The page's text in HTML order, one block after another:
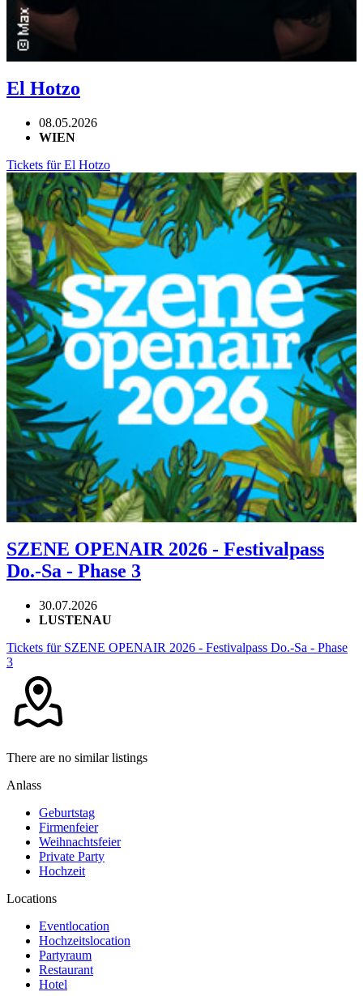
El Hotzo
08.05.2026
WIEN
Tickets für El Hotzo
SZENE OPENAIR 2026 - Festivalpass
Do.-Sa - Phase 3
30.07.2026
LUSTENAU
Tickets für SZENE OPENAIR 2026 - Festivalpass Do.-Sa - Phase
3
There are no similar listings
Anlass
Geburtstag
Firmenfeier
Weihnachtsfeier
Private Party
Hochzeit
Locations
Eventlocation
Hochzeitslocation
Partyraum
Restaurant
Hotel